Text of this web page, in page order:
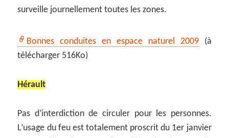
surveille journellement toutes les zones.
Bonnes conduites en espace naturel 2009(à
télécharger 516Ko)
Hérault
Pas d’interdiction de circuler pour les personnes.
L’usage du feu est totalement proscrit du 1er janvier